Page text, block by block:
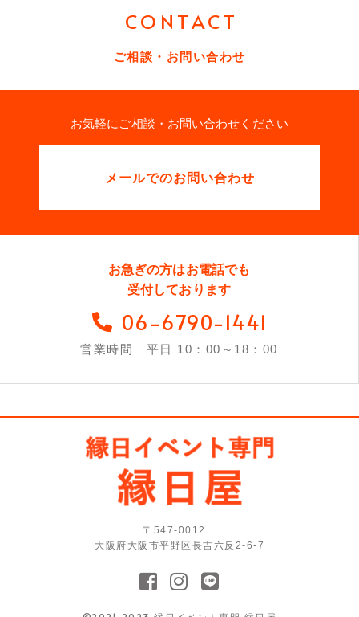
CONTACT
ご相談・お問い合わせ
お気軽にご相談・お問い合わせください
メールでのお問い合わせ
お急ぎの方はお電話でも
受付しております
06-6790-1441
営業時間 平日 10：00～18：00
〒547-0012
大阪府大阪市平野区長吉六反2-6-7